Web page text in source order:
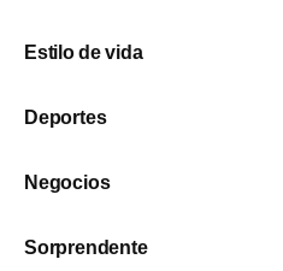
Estilo de vida
Deportes
Negocios
Sorprendente